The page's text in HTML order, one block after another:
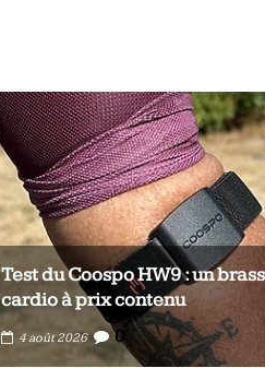
Test du Coospo HW9 : un
cardio à prix contenu
4 août 2026 0